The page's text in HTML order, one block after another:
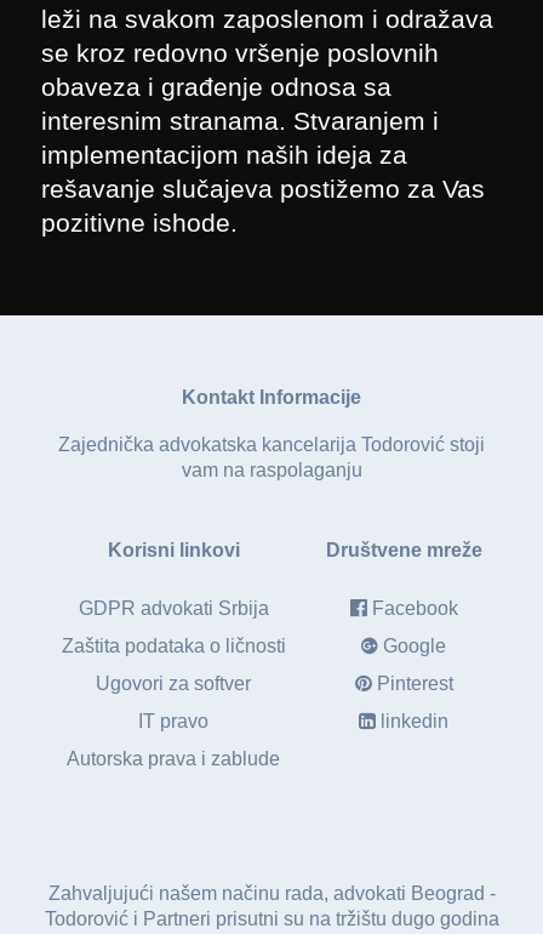
leži na svakom zaposlenom i odražava
se kroz redovno vršenje poslovnih
obaveza i građenje odnosa sa
interesnim stranama. Stvaranjem i
implementacijom naših ideja za
rešavanje slučajeva postižemo za Vas
pozitivne ishode.
Kontakt Informacije
Zajednička advokatska kancelarija Todorović stoji
vam na raspolaganju
Korisni linkovi
GDPR advokati Srbija
Zaštita podataka o ličnosti
Ugovori za softver
IT pravo
Autorska prava i zablude
Društvene mreže
Facebook
Google
Pinterest
linkedin
Zahvaljujući našem načinu rada, advokati Beograd -
Todorović i Partneri prisutni su na tržištu dugo godina